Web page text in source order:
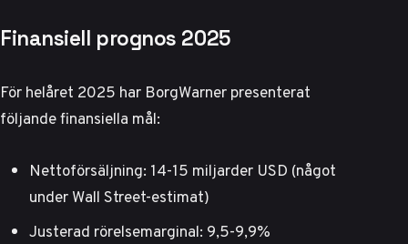
Finansiell prognos 2025
För helåret 2025 har BorgWarner presenterat
följande finansiella mål:
Nettoförsäljning: 14-15 miljarder USD (något
under Wall Street-estimat)
Justerad rörelsemarginal: 9,5-9,9%